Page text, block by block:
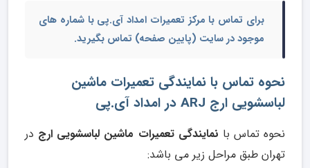
برای تماس با مرکز تعمیرات امداد آی.پی با شماره های
موجود در سایت (پایین صفحه) تماس بگیرید.
نحوه تماس با نمایندگی تعمیرات ماشین
لباسشویی ارج ARJ در امداد آی.پی
نحوه تماس با نمایندگی تعمیرات ماشین لباسشویی ارج در
تهران طبق مراحل زیر می باشد: